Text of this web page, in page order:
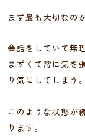
まず最も大切なの
会話をしていて無
まずくて常に気を
り気にしてしまう。
このような状態が
ります。